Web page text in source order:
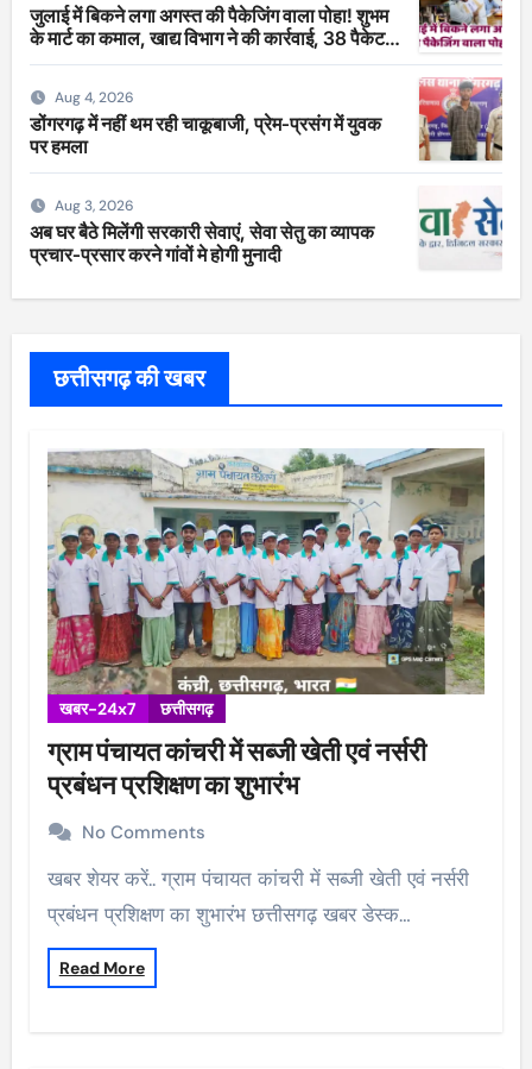
जुलाई में बिकने लगा अगस्त की पैकेजिंग वाला पोहा! शुभम
के मार्ट का कमाल, खाद्य विभाग ने की कार्रवाई, 38 पैकेट
सीज
Aug 4, 2026
डोंगरगढ़ में नहीं थम रही चाकूबाजी, प्रेम-प्रसंग में युवक
पर हमला
Aug 3, 2026
अब घर बैठे मिलेंगी सरकारी सेवाएं, सेवा सेतु का व्यापक
प्रचार-प्रसार करने गांवों मे होगी मुनादी
छत्तीसगढ़ की खबर
खबर-24x7 छत्तीसगढ़
ग्राम पंचायत कांचरी में सब्जी खेती एवं नर्सरी
प्रबंधन प्रशिक्षण का शुभारंभ
No Comments
खबर शेयर करें.. ग्राम पंचायत कांचरी में सब्जी खेती एवं नर्सरी
प्रबंधन प्रशिक्षण का शुभारंभ छत्तीसगढ़ खबर डेस्क…
Read More